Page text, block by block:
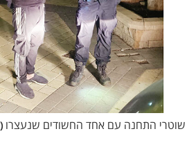
שוטרי התחנה עם אחד החשודים שנעצרו